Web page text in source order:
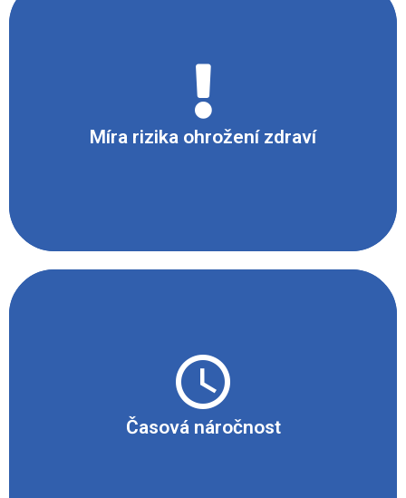
Míra rizika ohrožení zdraví
Významné riziko (!!)
Časová náročnost
10 min